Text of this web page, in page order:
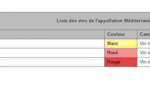
Liste des vins de l'appellation
Couleur
Blanc
Vin
Rosé
Vin
Rouge Vin